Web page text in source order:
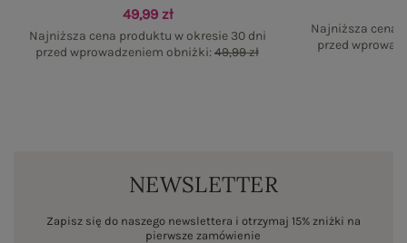
49,99 zł
Najniższa cena produktu w okresie 30 dni
przed wprowadzeniem obniżki:49,99 zł
Najniższa cena
przed
NEWSLETTER
Zapisz się do naszego newslettera i otrzymaj 15% zniżki na
pierwsze zamówienie